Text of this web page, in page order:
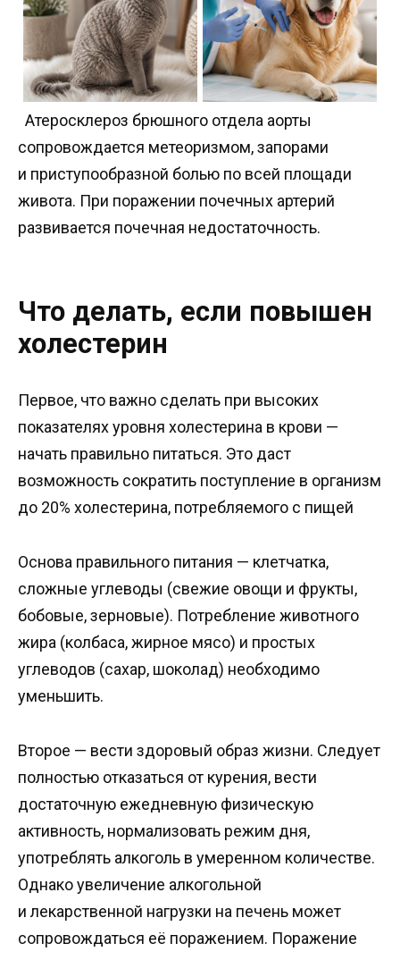
Атеросклероз брюшного отдела аорты
сопровождается метеоризмом, запорами
и приступообразной болью по всей площади
живота. При поражении почечных артерий
развивается почечная недостаточность.
Что делать, если повышен
холестерин
Первое, что важно сделать при высоких
показателях уровня холестерина в крови —
начать правильно питаться. Это даст
возможность сократить поступление в организм
до 20% холестерина, потребляемого с пищей
Основа правильного питания — клетчатка,
сложные углеводы (свежие овощи и фрукты,
бобовые, зерновые). Потребление животного
жира (колбаса, жирное мясо) и простых
углеводов (сахар, шоколад) необходимо
уменьшить.
Второе — вести здоровый образ жизни. Следует
полностью отказаться от курения, вести
достаточную ежедневную физическую
активность, нормализовать режим дня,
употреблять алкоголь в умеренном количестве.
Однако увеличение алкогольной
и лекарственной нагрузки на печень может
сопровождаться её поражением. Поражение